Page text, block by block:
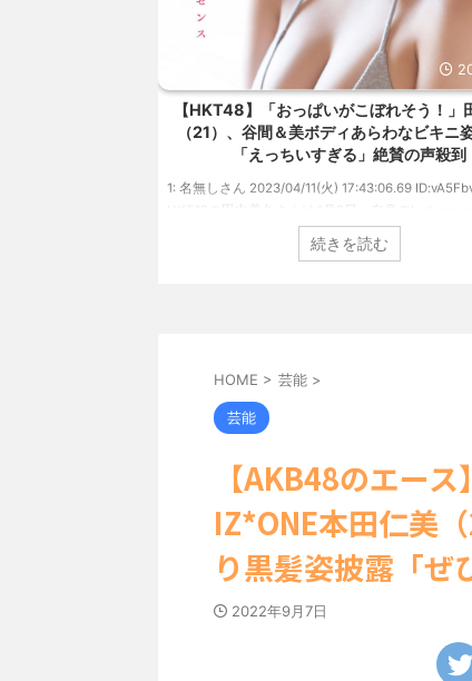
【速報】スプラトゥーン公式、謝罪 / 気にな
Powered by livedoor 相互RSS
【NMB48】グラマラスボディ！本郷柚巴
迫力バストで悩殺！笑顔キュートなビキ
ーニット、ランジェリー姿披露
1: 名無しさん 2023/04/01(土) 10:27:25.60
NMB48の本郷柚巴が、漫画誌『ヤングアニマル
社）のウェブサイト『ヤングアニマルWeb』のグ
登場した。 グラマラスなボディを武器に、グラ
続きを読む
HOME > 芸能 >
芸能
【AKB48のエー
IZ*ONE本田仁美
り黒髪姿披露「ぜ
2022年9月7日